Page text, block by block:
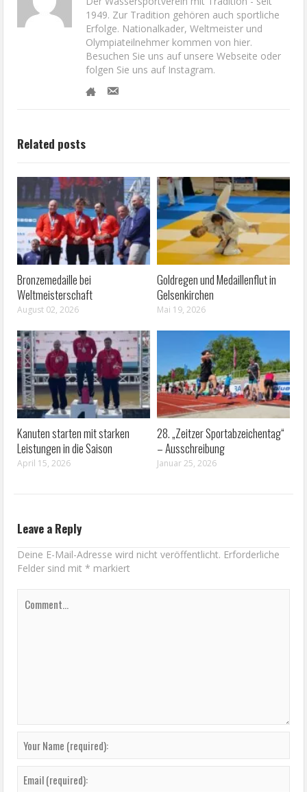
1949. Zur Tradition gehören auch sportliche
Erfolge. Nationalkader, Weltmeister und
Olympiateilnehmer kommen von hier.
Besuchen Sie uns auf unsere Webseite oder
folgen Sie uns auf Instagram.
Related posts
Bronzemedaille bei
Weltmeisterschaft
August 02, 2026
Goldregen und Medaillenflut in
Gelsenkirchen
Mai 19, 2026
Kanuten starten mit starken
Leistungen in die Saison
April 15, 2026
28. „Zeitzer Sportabzeichentag“
– Ausschreibung
Januar 25, 2026
Leave a Reply
Deine E-Mail-Adresse wird nicht veröffentlicht. Erforderliche
Felder sind mit* markiert